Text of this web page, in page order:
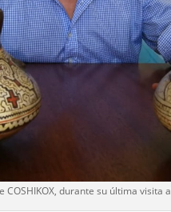
COSHIKOX, durante su última visita